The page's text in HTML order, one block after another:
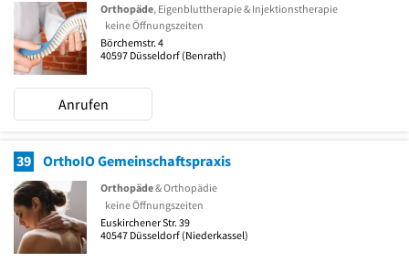
Orthopäde, Eigenbluttherapie & Injektionstherapie
keine Öffnungszeiten
Börchemstr. 4
40597 Düsseldorf (Benrath)
Anrufen
39 OrthoIO Gemeinschaftspraxis
Orthopäde& Orthopädie
keine Öffnungszeiten
Euskirchener Str. 39
40547 Düsseldorf (Niederkassel)